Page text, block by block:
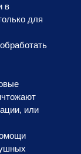
в
для
или